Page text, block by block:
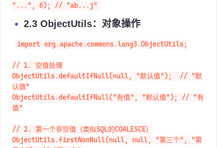
StringUtils.abbreviateMiddle("abcdefghij",
// 1. 空值处理
ObjectUtils.defaultIfNull(null, "默认值");  // "默
认值"
ObjectUtils.defaultIfNull("有值", "默认值"); // "有
// 2. 第一个非空值（类似SQL的COALESCE）